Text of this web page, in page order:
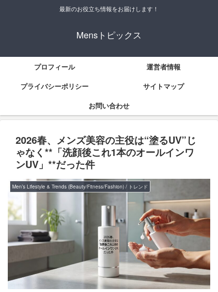
最新のお役立ち情報をお届けします！
Mensトピックス
プロフィール
運営者情報
プライバシーポリシー
サイトマップ
お問い合わせ
2026春、メンズ美容の主役は“塗るUV”じ
ゃなく**「洗顔後これ1本のオールインワ
ンUV」**だった件
Men’s Lifestyle & Trends (Beauty/Fitness/Fashion) / トレンド